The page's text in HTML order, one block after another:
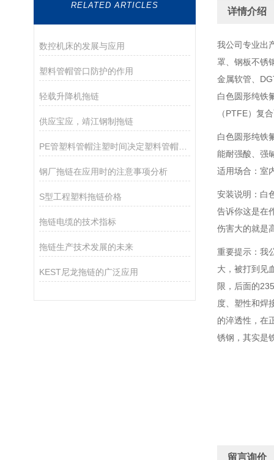
RELATED ARTICLES
数控机床的发展与应用
塑料管帽管口防护的作用
轻载升降机拖链
供应宝应，靖江钢制拖链
PE管塑料管帽注塑时间决定塑料管帽成本
钢厂拖链在应用时的注意事项分析
S型工程塑料拖链价格
拖链电缆的技术指标
拖链生产技术发展的未来
KEST尼龙拖链的广泛应用
详情介绍
我公司专业出
罩、钢板不锈
金属软管、
白色圆形纯铁
（PTFE）复
白色圆形纯铁
能耐强酸、强
适用场合：室
安装说明：白
告诉你这是在
伤害大的就是
重要提示：我
大，被打到见
限，后面的
度、塑性和焊
的淬透性，在
锈钢，其实是
留言询价